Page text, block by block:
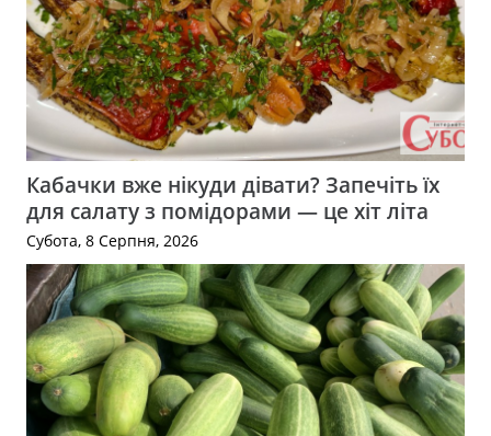
Кабачки вже нікуди дівати? Запечіть їх
для салату з помідорами — це хіт літа
Субота, 8 Серпня, 2026